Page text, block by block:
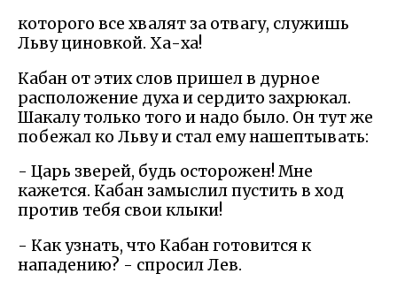
которого все хвалят за отвагу, служишь
Льву циновкой. Ха-ха!
Кабан от этих слов пришел в дурное
расположение духа и сердито захрюкал.
Шакалу только того и надо было. Он тут же
побежал ко Льву и стал ему нашептывать:
- Царь зверей, будь осторожен! Мне
кажется. Кабан замыслил пустить в ход
против тебя свои клыки!
- Как узнать, что Кабан готовится к
нападению? - спросил Лев.